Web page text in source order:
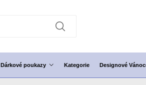
Dárkové poukazy Kategorie Designové